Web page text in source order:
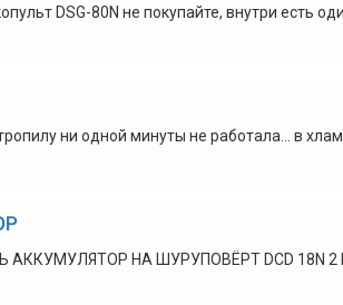
DSG-80N не покупайте, внутри есть
ни одной минуты не работала... в хлам
АККУМУЛЯТОР НА ШУРУПОВЁРТ DCD 18N